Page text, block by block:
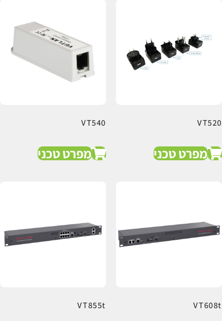
VT520
מפרט טכני
VT540
מפרט טכני
VT608t
VT855t